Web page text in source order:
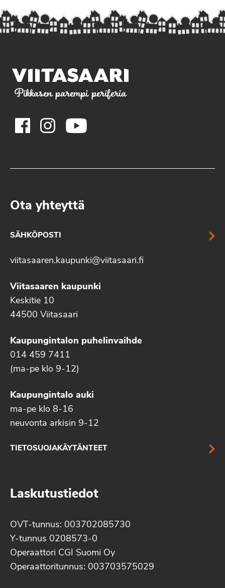
Pikkasen parempi periferia
Ota yhteyttä
SÄHKÖPOSTI
viitasaaren.kaupunki@viitasaari.fi
Viitasaaren kaupunki
Keskitie 10
44500 Viitasaari
Kaupungintalon puhelinvaihde
014 459 7411
(ma-pe klo 9-12)
Kaupungintalo auki
ma-pe klo 8-16
neuvonta arkisin 9-12
TIETOSUOJAKÄYTÄNTEET
Laskutustiedot
OVT-tunnus: 003702085730
Y-tunnus 0208573-0
Operaattori CGI Suomi Oy
Operaattoritunnus: 003703575029